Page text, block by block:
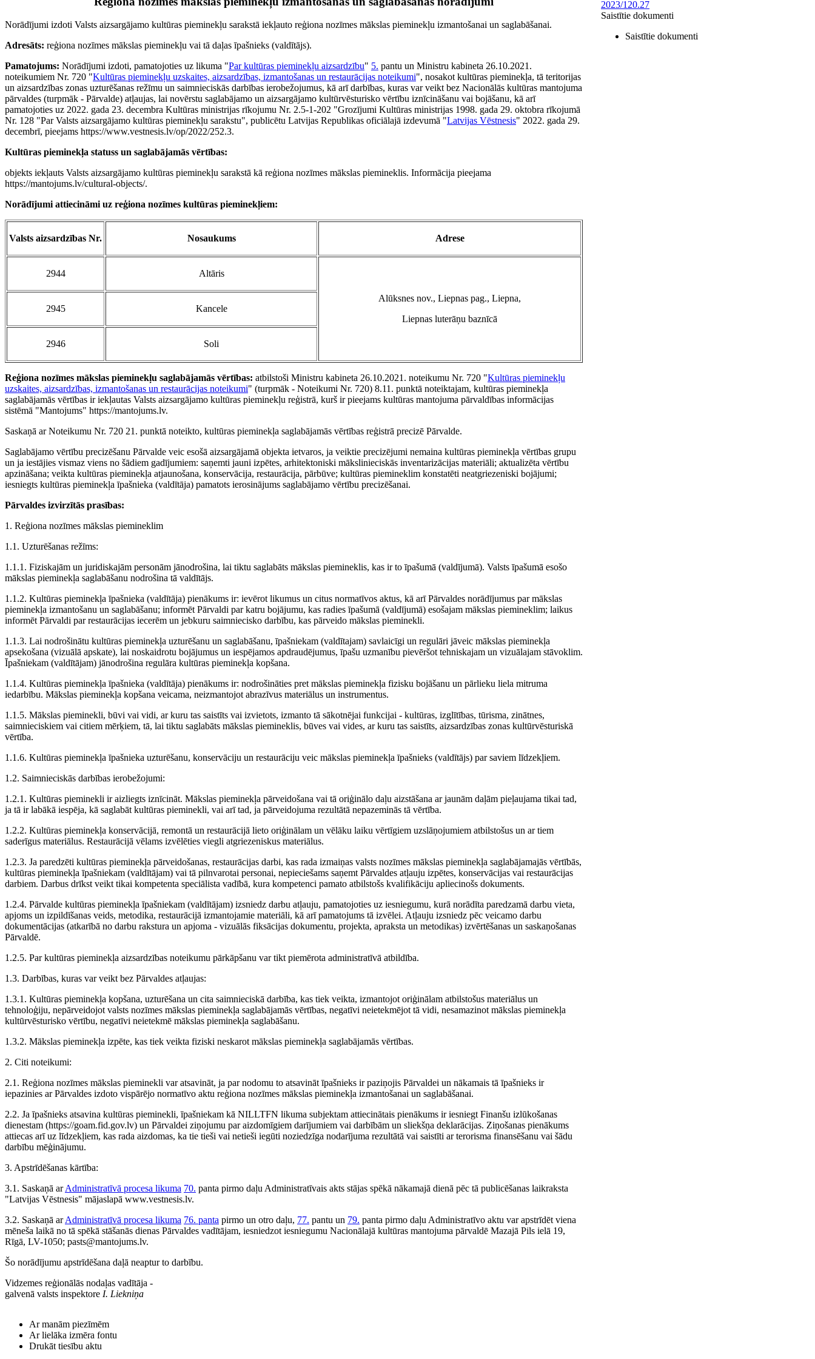
Norādījumi izdoti Valsts aizsargājamo kultūras pieminekļu sarakstā iekļauto reģiona nozīmes mākslas pieminekļu izmantošanai un saglabāšanai.
Adresāts: reģiona nozīmes mākslas pieminekļu vai tā daļas īpašnieks (valdītājs).
Pamatojums: Norādījumi izdoti, pamatojoties uz likuma "Par kultūras pieminekļu aizsardzību" 5. pantu un Ministru kabineta 26.10.2021.
noteikumiem Nr. 720 "Kultūras pieminekļu uzskaites, aizsardzības, izmantošanas un restaurācijas noteikumi", nosakot kultūras pieminekļa, tā teritorijas
un aizsardzības zonas uzturēšanas režīmu un saimnieciskās darbības ierobežojumus, kā arī darbības, kuras var veikt bez Nacionālās kultūras mantojuma
pārvaldes (turpmāk - Pārvalde) atļaujas, lai novērstu saglabājamo un aizsargājamo kultūrvēsturisko vērtību iznīcināšanu vai bojāšanu, kā arī
pamatojoties uz 2022. gada 23. decembra Kultūras ministrijas rīkojumu Nr. 2.5-1-202 "Grozījumi Kultūras ministrijas 1998. gada 29. oktobra rīkojumā
Nr. 128 "Par Valsts aizsargājamo kultūras pieminekļu sarakstu", publicētu Latvijas Republikas oficiālajā izdevumā "Latvijas Vēstnesis" 2022. gada 29.
decembrī, pieejams https://www.vestnesis.lv/op/2022/252.3.
Kultūras pieminekļa statuss un saglabājamās vērtības:
objekts iekļauts Valsts aizsargājamo kultūras pieminekļu sarakstā kā reģiona nozīmes mākslas piemineklis. Informācija pieejama
https://mantojums.lv/cultural-objects/.
Norādījumi attiecināmi uz reģiona nozīmes kultūras pieminekļiem:
Valsts aizsardzības Nr. Nosaukums Adrese
2944 Altāris
Alūksnes nov., Liepnas pag., Liepna,
Liepnas luterāņu baznīcā
2945 Kancele
2946 Soli
Reģiona nozīmes mākslas pieminekļu saglabājamās vērtības: atbilstoši Ministru kabineta 26.10.2021. noteikumu Nr. 720 "Kultūras pieminekļu
uzskaites, aizsardzības, izmantošanas un restaurācijas noteikumi" (turpmāk - Noteikumi Nr. 720) 8.11. punktā noteiktajam, kultūras pieminekļa
saglabājamās vērtības ir iekļautas Valsts aizsargājamo kultūras pieminekļu reģistrā, kurš ir pieejams kultūras mantojuma pārvaldības informācijas
sistēmā "Mantojums" https://mantojums.lv.
Saskaņā ar Noteikumu Nr. 720 21. punktā noteikto, kultūras pieminekļa saglabājamās vērtības reģistrā precizē Pārvalde.
Saglabājamo vērtību precizēšanu Pārvalde veic esošā aizsargājamā objekta ietvaros, ja veiktie precizējumi nemaina kultūras pieminekļa vērtības grupu
un ja iestājies vismaz viens no šādiem gadījumiem: saņemti jauni izpētes, arhitektoniski mākslinieciskās inventarizācijas materiāli; aktualizēta vērtību
apzināšana; veikta kultūras pieminekļa atjaunošana, konservācija, restaurācija, pārbūve; kultūras piemineklim konstatēti neatgriezeniski bojājumi;
iesniegts kultūras pieminekļa īpašnieka (valdītāja) pamatots ierosinājums saglabājamo vērtību precizēšanai.
Pārvaldes izvirzītās prasības:
1. Reģiona nozīmes mākslas piemineklim
1.1. Uzturēšanas režīms:
1.1.1. Fiziskajām un juridiskajām personām jānodrošina, lai tiktu saglabāts mākslas piemineklis, kas ir to īpašumā (valdījumā). Valsts īpašumā esošo
mākslas pieminekļa saglabāšanu nodrošina tā valdītājs.
1.1.2. Kultūras pieminekļa īpašnieka (valdītāja) pienākums ir: ievērot likumus un citus normatīvos aktus, kā arī Pārvaldes norādījumus par mākslas
pieminekļa izmantošanu un saglabāšanu; informēt Pārvaldi par katru bojājumu, kas radies īpašumā (valdījumā) esošajam mākslas piemineklim; laikus
informēt Pārvaldi par restaurācijas iecerēm un jebkuru saimniecisko darbību, kas pārveido mākslas pieminekli.
1.1.3. Lai nodrošinātu kultūras pieminekļa uzturēšanu un saglabāšanu, īpašniekam (valdītajam) savlaicīgi un regulāri jāveic mākslas pieminekļa
apsekošana (vizuālā apskate), lai noskaidrotu bojājumus un iespējamos apdraudējumus, īpašu uzmanību pievēršot tehniskajam un vizuālajam stāvoklim.
Īpašniekam (valdītājam) jānodrošina regulāra kultūras pieminekļa kopšana.
1.1.4. Kultūras pieminekļa īpašnieka (valdītāja) pienākums ir: nodrošināties pret mākslas pieminekļa fizisku bojāšanu un pārlieku liela mitruma
iedarbību. Mākslas pieminekļa kopšana veicama, neizmantojot abrazīvus materiālus un instrumentus.
1.1.5. Mākslas pieminekli, būvi vai vidi, ar kuru tas saistīts vai izvietots, izmanto tā sākotnējai funkcijai - kultūras, izglītības, tūrisma, zinātnes,
saimnieciskiem vai citiem mērķiem, tā, lai tiktu saglabāts mākslas piemineklis, būves vai vides, ar kuru tas saistīts, aizsardzības zonas kultūrvēsturiskā
vērtība.
1.1.6. Kultūras pieminekļa īpašnieka uzturēšanu, konservāciju un restaurāciju veic mākslas pieminekļa īpašnieks (valdītājs) par saviem līdzekļiem.
1.2. Saimnieciskās darbības ierobežojumi:
1.2.1. Kultūras pieminekli ir aizliegts iznīcināt. Mākslas pieminekļa pārveidošana vai tā oriģinālo daļu aizstāšana ar jaunām daļām pieļaujama tikai tad,
ja tā ir labākā iespēja, kā saglabāt kultūras pieminekli, vai arī tad, ja pārveidojuma rezultātā nepazeminās tā vērtība.
1.2.2. Kultūras pieminekļa konservācijā, remontā un restaurācijā lieto oriģinālam un vēlāku laiku vērtīgiem uzslāņojumiem atbilstošus un ar tiem
saderīgus materiālus. Restaurācijā vēlams izvēlēties viegli atgriezeniskus materiālus.
1.2.3. Ja paredzēti kultūras pieminekļa pārveidošanas, restaurācijas darbi, kas rada izmaiņas valsts nozīmes mākslas pieminekļa saglabājamajās vērtībās,
kultūras pieminekļa īpašniekam (valdītājam) vai tā pilnvarotai personai, nepieciešams saņemt Pārvaldes atļauju izpētes, konservācijas vai restaurācijas
darbiem. Darbus drīkst veikt tikai kompetenta speciālista vadībā, kura kompetenci pamato atbilstošs kvalifikāciju apliecinošs dokuments.
1.2.4. Pārvalde kultūras pieminekļa īpašniekam (valdītājam) izsniedz darbu atļauju, pamatojoties uz iesniegumu, kurā norādīta paredzamā darbu vieta,
apjoms un izpildīšanas veids, metodika, restaurācijā izmantojamie materiāli, kā arī pamatojums tā izvēlei. Atļauju izsniedz pēc veicamo darbu
dokumentācijas (atkarībā no darbu rakstura un apjoma - vizuālās fiksācijas dokumentu, projekta, apraksta un metodikas) izvērtēšanas un saskaņošanas
Pārvaldē.
1.2.5. Par kultūras pieminekļa aizsardzības noteikumu pārkāpšanu var tikt piemērota administratīvā atbildība.
1.3. Darbības, kuras var veikt bez Pārvaldes atļaujas:
1.3.1. Kultūras pieminekļa kopšana, uzturēšana un cita saimnieciskā darbība, kas tiek veikta, izmantojot oriģinālam atbilstošus materiālus un
tehnoloģiju, nepārveidojot valsts nozīmes mākslas pieminekļa saglabājamās vērtības, negatīvi neietekmējot tā vidi, nesamazinot mākslas pieminekļa
kultūrvēsturisko vērtību, negatīvi neietekmē mākslas pieminekļa saglabāšanu.
1.3.2. Mākslas pieminekļa izpēte, kas tiek veikta fiziski neskarot mākslas pieminekļa saglabājamās vērtības.
2. Citi noteikumi:
2.1. Reģiona nozīmes mākslas pieminekli var atsavināt, ja par nodomu to atsavināt īpašnieks ir paziņojis Pārvaldei un nākamais tā īpašnieks ir
iepazinies ar Pārvaldes izdoto vispārējo normatīvo aktu reģiona nozīmes mākslas pieminekļa izmantošanai un saglabāšanai.
2.2. Ja īpašnieks atsavina kultūras pieminekli, īpašniekam kā NILLTFN likuma subjektam attiecinātais pienākums ir iesniegt Finanšu izlūkošanas
dienestam (https://goam.fid.gov.lv) un Pārvaldei ziņojumu par aizdomīgiem darījumiem vai darbībām un sliekšņa deklarācijas. Ziņošanas pienākums
attiecas arī uz līdzekļiem, kas rada aizdomas, ka tie tieši vai netieši iegūti noziedzīga nodarījuma rezultātā vai saistīti ar terorisma finansēšanu vai šādu
darbību mēģinājumu.
3. Apstrīdēšanas kārtība:
3.1. Saskaņā arAdministratīvā procesa likuma 70. panta pirmo daļu Administratīvais akts stājas spēkā nākamajā dienā pēc tā publicēšanas laikraksta
"Latvijas Vēstnesis" mājaslapā www.vestnesis.lv.
3.2. Saskaņā arAdministratīvā procesa likuma 76. panta pirmo un otro daļu, 77. pantu un 79. panta pirmo daļu Administratīvo aktu var apstrīdēt viena
mēneša laikā no tā spēkā stāšanās dienas Pārvaldes vadītājam, iesniedzot iesniegumu Nacionālajā kultūras mantojuma pārvaldē Mazajā Pils ielā 19,
Rīgā, LV-1050; pasts@mantojums.lv.
Šo norādījumu apstrīdēšana daļā neaptur to darbību.
Vidzemes reģionālās nodaļas vadītāja -
galvenā valsts inspektore I. Liekniņa
2023/120.27
Saistītie dokumenti
Saistītie dokumenti
Ar manām piezīmēm
Ar lielāka izmēra fontu
Drukāt tiesību aktu